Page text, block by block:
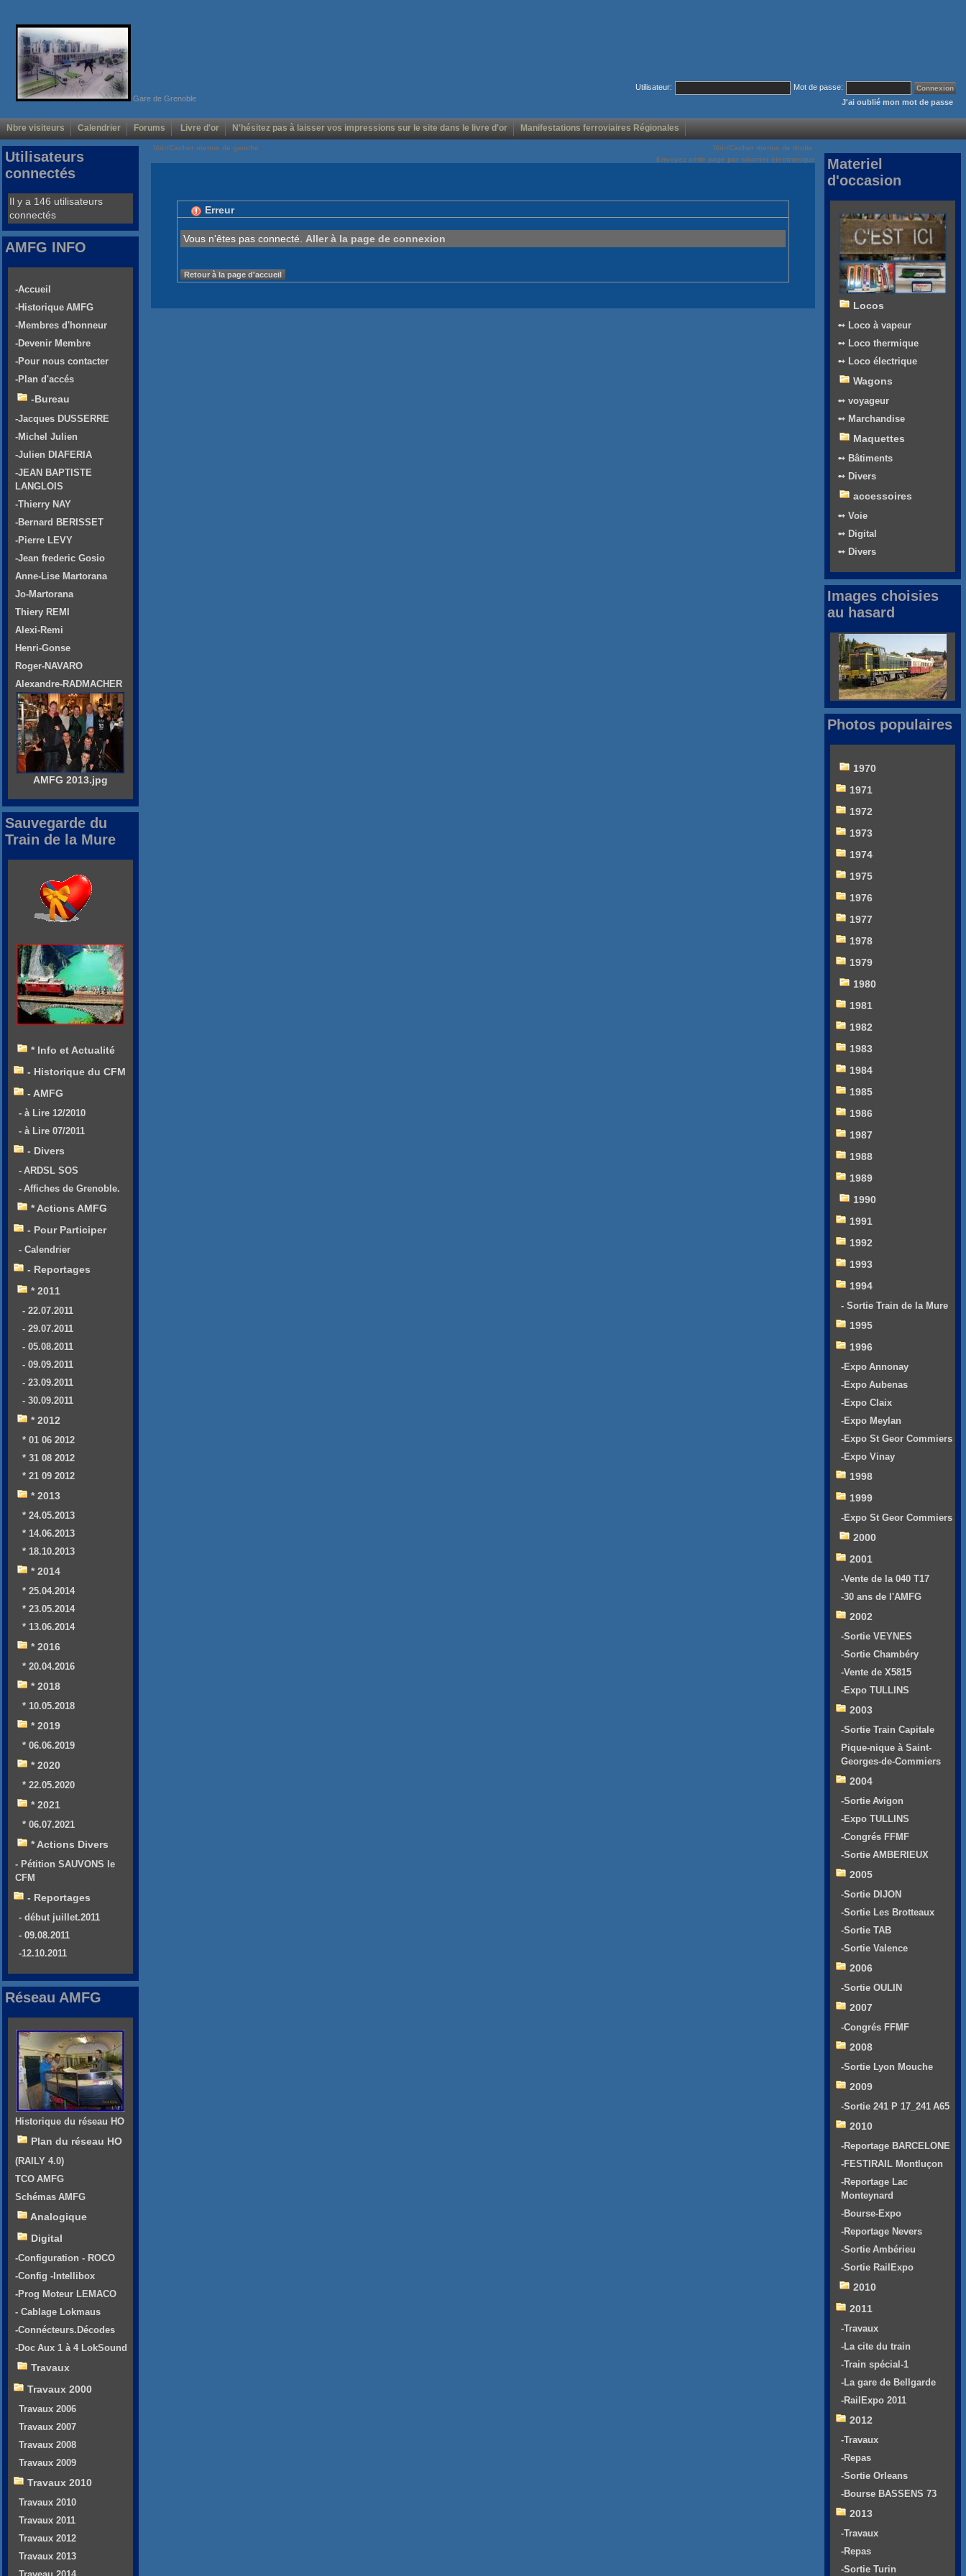
Gare de Grenoble
Utilisateur:
Mot de passe:
J'ai oublié mon mot de passe
Nbre visiteurs Calendrier Forums Livre d'or N'hésitez pas à laisser vos impressions sur le site dans le livre d'or Manifestations ferroviaires Régionales
Voir/Cacher menus de gauche
Voir/Cacher menus de droite
Envoyez cette page par courrier électronique
Erreur
Vous n'êtes pas connecté. Aller à la page de connexion
Retour à la page d'accueil
Utilisateurs
connectés
Il y a 146 utilisateurs
connectés
AMFG INFO
-Accueil
-Historique AMFG
-Membres d'honneur
-Devenir Membre
-Pour nous contacter
-Plan d'accés
-Bureau
-Jacques DUSSERRE
-Michel Julien
-Julien DIAFERIA
-JEAN BAPTISTE
LANGLOIS
-Thierry NAY
-Bernard BERISSET
-Pierre LEVY
-Jean frederic Gosio
Anne-Lise Martorana
Jo-Martorana
Thiery REMI
Alexi-Remi
Henri-Gonse
Roger-NAVARO
Alexandre-RADMACHER
AMFG 2013.jpg
Sauvegarde du
Train de la Mure
* Info et Actualité
- Historique du CFM
- AMFG
- à Lire 12/2010
- à Lire 07/2011
- Divers
- ARDSL SOS
- Affiches de Grenoble.
* Actions AMFG
- Pour Participer
- Calendrier
- Reportages
* 2011
- 22.07.2011
- 29.07.2011
- 05.08.2011
- 09.09.2011
- 23.09.2011
- 30.09.2011
* 2012
* 01 06 2012
* 31 08 2012
* 21 09 2012
* 2013
* 24.05.2013
* 14.06.2013
* 18.10.2013
* 2014
* 25.04.2014
* 23.05.2014
* 13.06.2014
* 2016
* 20.04.2016
* 2018
* 10.05.2018
* 2019
* 06.06.2019
* 2020
* 22.05.2020
* 2021
* 06.07.2021
* Actions Divers
- Pétition SAUVONS le
CFM
- Reportages
- début juillet.2011
- 09.08.2011
-12.10.2011
Réseau AMFG
Historique du réseau HO
Plan du réseau HO
(RAILY 4.0)
TCO AMFG
Schémas AMFG
Analogique
Digital
-Configuration - ROCO
-Config -Intellibox
-Prog Moteur LEMACO
- Cablage Lokmaus
-Connécteurs.Décodes
-Doc Aux 1 à 4 LokSound
Travaux
Travaux 2000
Travaux 2006
Travaux 2007
Travaux 2008
Travaux 2009
Travaux 2010
Travaux 2010
Travaux 2011
Travaux 2012
Travaux 2013
Materiel
d'occasion
Locos
➻ Loco à vapeur
➻ Loco thermique
➻ Loco électrique
Wagons
➻ voyageur
➻ Marchandise
Maquettes
➻ Bâtiments
➻ Divers
accessoires
➻ Voie
➻ Digital
➻ Divers
Images choisies
au hasard
Photos populaires
1970
1971
1972
1973
1974
1975
1976
1977
1978
1979
1980
1981
1982
1983
1984
1985
1986
1987
1988
1989
1990
1991
1992
1993
1994
- Sortie Train de la Mure
1995
1996
-Expo Annonay
-Expo Aubenas
-Expo Claix
-Expo Meylan
-Expo St Geor Commiers
-Expo Vinay
1998
1999
-Expo St Geor Commiers
2000
2001
-Vente de la 040 T17
-30 ans de l'AMFG
2002
-Sortie VEYNES
-Sortie Chambéry
-Vente de X5815
-Expo TULLINS
2003
-Sortie Train Capitale
Pique-nique à Saint-
Georges-de-Commiers
2004
-Sortie Avigon
-Expo TULLINS
-Congrés FFMF
-Sortie AMBERIEUX
2005
-Sortie DIJON
-Sortie Les Brotteaux
-Sortie TAB
-Sortie Valence
2006
-Sortie OULIN
2007
-Congrés FFMF
2008
-Sortie Lyon Mouche
2009
-Sortie 241 P 17_241 A65
2010
-Reportage BARCELONE
-FESTIRAIL Montluçon
-Reportage Lac
Monteynard
-Bourse-Expo
-Reportage Nevers
-Sortie Ambérieu
-Sortie RailExpo
2010
2011
-Travaux
-La cite du train
-Train spécial-1
-La gare de Bellgarde
-RailExpo 2011
2012
-Travaux
-Repas
-Sortie Orleans
-Bourse BASSENS 73
2013
-Travaux
-Repas
-Sortie Turin